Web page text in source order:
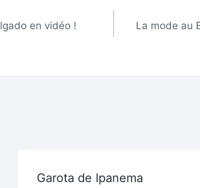
en vidéo !
La mode au
Garota de Ipanema